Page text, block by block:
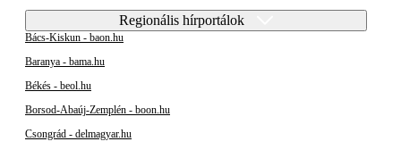
Regionális hírportálok
Bács-Kiskun - baon.hu
Baranya - bama.hu
Békés - beol.hu
Borsod-Abaúj-Zemplén - boon.hu
Csongrád - delmagyar.hu